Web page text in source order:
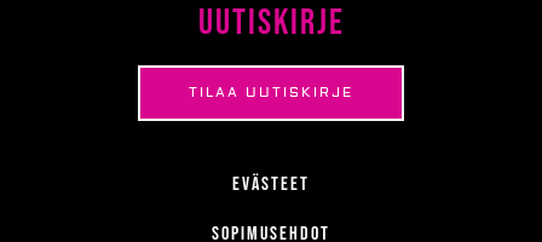
t
a
g
r
m
e
b
o
o
Uutiskirje
TILAA UUTISKIRJE
Evästeet
Sopimusehdot